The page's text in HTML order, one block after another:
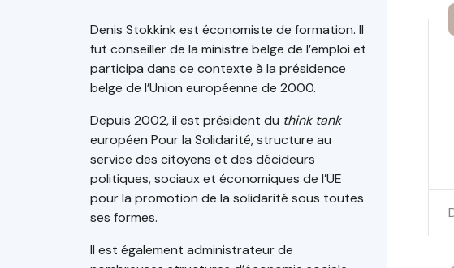
Denis Stokkink est économiste de formation. Il
fut conseiller de la ministre belge de l’emploi et
participa dans ce contexte à la présidence
belge de l’Union européenne de 2000.
Depuis 2002, il est président du think tank
européen Pour la Solidarité, structure au
service des citoyens et des décideurs
politiques, sociaux et économiques de l’UE
pour la promotion de la solidarité sous toutes
ses formes.
Il est également administrateur de